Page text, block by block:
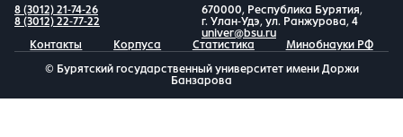
8 (3012) 21-74-26
8 (3012) 22-77-22
670000, Республика Бурятия,
г. Улан-Удэ, ул. Ранжурова, 4
univer@bsu.ru
Контакты
Корпуса Статистика Минобнауки РФ
© Бурятский государственный университет имени Доржи
Банзарова